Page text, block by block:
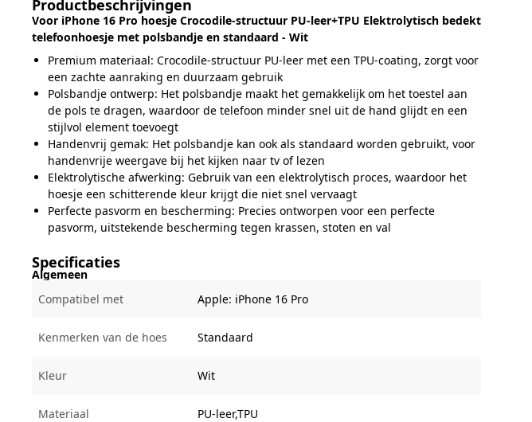
Productbeschrijvingen
Voor iPhone 16 Pro hoesje Crocodile-structuur PU-leer+TPU Elektrolytisch bedekt
telefoonhoesje met polsbandje en standaard - Wit
Premium materiaal: Crocodile-structuur PU-leer met een TPU-coating, zorgt voor
een zachte aanraking en duurzaam gebruik
Polsbandje ontwerp: Het polsbandje maakt het gemakkelijk om het toestel aan
de pols te dragen, waardoor de telefoon minder snel uit de hand glijdt en een
stijlvol element toevoegt
Handenvrij gemak: Het polsbandje kan ook als standaard worden gebruikt, voor
handenvrije weergave bij het kijken naar tv of lezen
Elektrolytische afwerking: Gebruik van een elektrolytisch proces, waardoor het
hoesje een schitterende kleur krijgt die niet snel vervaagt
Perfecte pasvorm en bescherming: Precies ontworpen voor een perfecte
pasvorm, uitstekende bescherming tegen krassen, stoten en val
Specificaties
Algemeen
Compatibel met
Apple: iPhone 16 Pro
Kenmerken van de hoes Standaard
Kleur Wit
Materiaal PU-leer,TPU